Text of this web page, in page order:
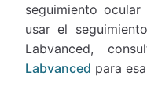
seguimiento
usar el
Labvanced,
Labvanced para